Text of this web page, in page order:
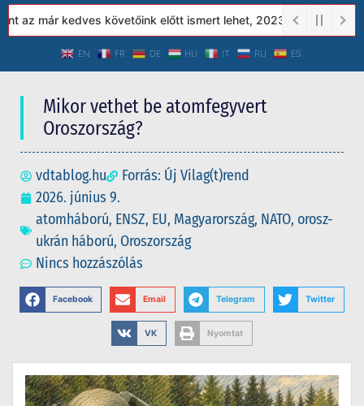
már kedves követőink előtt ismert lehet, 2023-tól a Védett
EN FR DE HU IT RU ES
Mikor vethet be atomfegyvert
Oroszország?
vdtablog.hu
Forrás: Új Vilag(t)rend
2026. június 9.
atomháború, ENSZ, EU, Magyarország, NATO, orosz-
ukrán háború, Oroszország
Nincs hozzászólás
Facebook Email Telegram Twitter
VK Nyomtat